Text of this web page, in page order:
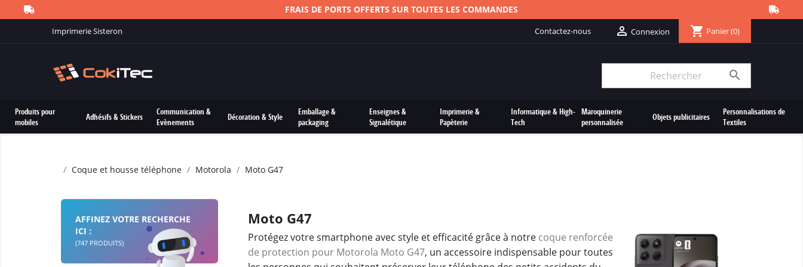
FRAIS DE PORTS OFFERTS SUR TOUTES LES COMMANDES
Imprimerie Sisteron Contactez-nous  Connexion shopping_cart Panier(0)

Produits pour
mobiles
Adhésifs & Stickers
Communication &
Evènements
Décoration & Style
Emballage &
packaging
Enseignes &
Signalétique
Imprimerie &
Papèterie
Informatique & High-
Tech
Maroquinerie
personnalisée
Objets publicitaires
Personnalisations de
Textiles
Coque et housse téléphone Motorola Moto G47
AFFINEZ VOTRE RECHERCHE
ICI :
(747 PRODUITS)
Moto G47
Protégez votre smartphone avec style et efficacité grâce à notre coque renforcée
de protection pour Motorola Moto G47, un accessoire indispensable pour toutes